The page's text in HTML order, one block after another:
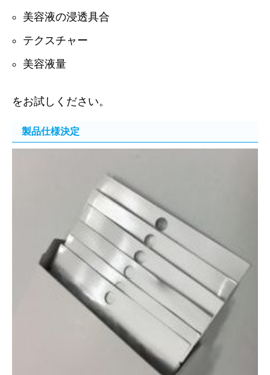
美容液の浸透具合
テクスチャー
美容液量
をお試しください。
製品仕様決定